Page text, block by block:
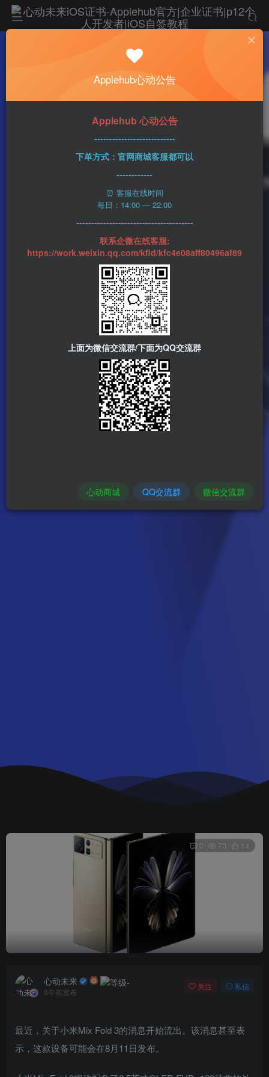
科技资讯
小米Mix Fold 3最新爆料 将采用第二代骁龙8
处理器
2023-04-25 心动未来
0 73 14
心动未来
3年前发布
关注 私信
最近，关于小米Mix Fold 3的消息开始流出。该消息甚至表
示，这款设备可能会在8月11日发布。
Applehub心动公告
Applehub 心动公告
---------------------------
下单方式：官网商城客服都可以
------------
⏰ 客服在线时间
每日：14:00 — 22:00
---------------------------------------
联系企微在线客服:
https://work.weixin.qq.com/kfid/kfc4e08aff80496af89
上面为微信交流群/下面为QQ交流群
心动商城 QQ交流群 微信交流群